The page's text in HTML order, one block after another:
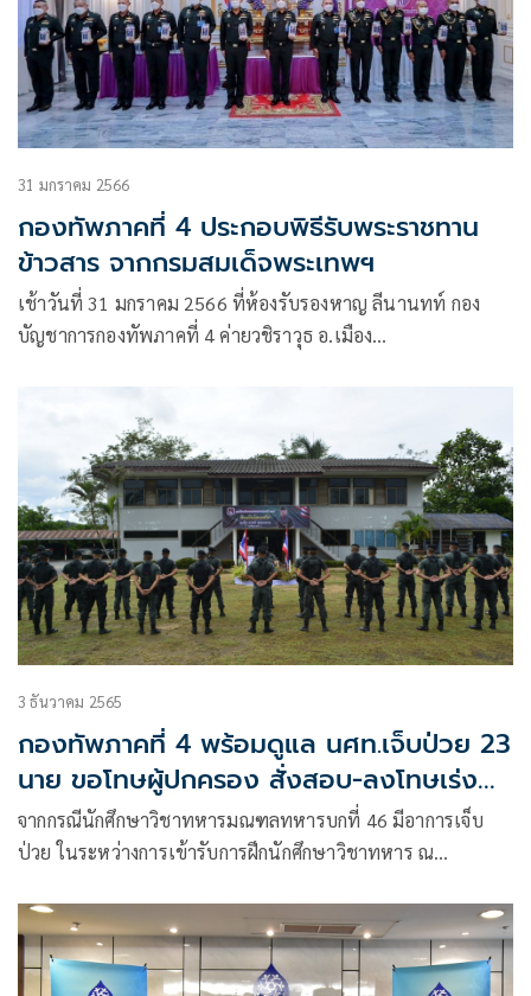
31 มกราคม 2566
กองทัพภาคที่ 4 ประกอบพิธีรับพระราชทาน
ข้าวสาร จากกรมสมเด็จพระเทพฯ
เช้าวันที่ 31 มกราคม 2566 ที่ห้องรับรองหาญ ลีนานทท์ กอง
บัญชาการกองทัพภาคที่ 4 ค่ายวชิราวุธ อ.เมือง
3 ธันวาคม 2565
กองทัพภาคที่ 4 พร้อมดูแล นศท.เจ็บป่วย 23
นาย ขอโทษผู้ปกครอง สั่งสอบ-ลงโทษเร่ง
ด่วน
จากกรณีนักศึกษาวิชาทหารมณฑลทหารบกที่ 46 มีอาการเจ็บ
ป่วย ในระหว่างการเข้ารับการฝึกนักศึกษาวิชาทหาร ณ
พยาบาลรือเสาะ และโรงพยาบาลนราธิวาสราชนครินทร์